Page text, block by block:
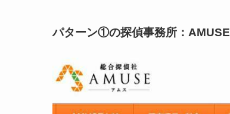
パターン①の探偵事務所：AMUSE